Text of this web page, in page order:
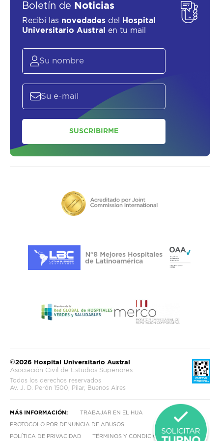
Boletín de Noticias
Recibí las novedades del
Hospital
Universitario Austral
en tu mail
SUSCRIBIRME
©2026 Hospital Universitario Austral
Asociación Civil de Estudios Superiores
Todos los derechos reservados
Av. J. D. Perón 1500, Pilar, Buenos Aires
MÁS INFORMACIÓN: TRABAJAR EN EL HUA
PROTOCOLO POR DENUNCIA DE ABUSOS
POLÍTICA DE PRIVACIDAD TÉRMINOS Y CONDICIONES